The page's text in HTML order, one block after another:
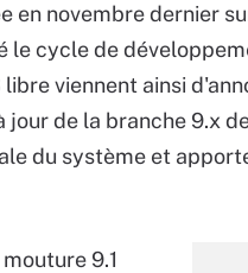
en novembre dernier
le cycle de
viennent ainsi
de la branche 9.x
du système et
9.1